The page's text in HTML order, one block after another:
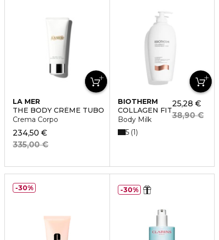
LA MER
THE BODY CRÈME TUBO
Crema Corpo
234,50 €
335,00 €
BIOTHERM
COLLAGEN FIT
Body Milk
25,28 €
38,90 €
5 1
30% 30%